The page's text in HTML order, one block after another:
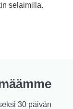
selaimilla.
30 päivän